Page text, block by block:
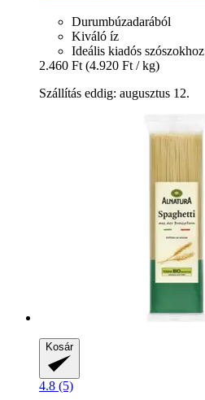
Durumbúzadarából
Kiváló íz
Ideális kiadós szószokhoz
2.460 Ft (4.920 Ft / kg)
Szállítás eddig: augusztus 12.
Kosár
4.8 (5)